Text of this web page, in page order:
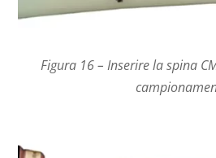
Figura 16 – Inserire la spina